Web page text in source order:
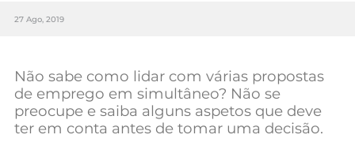
Sociedade
Negócios
Mundial 2026
27 Ago, 2019
Não sabe como lidar com várias propostas
de emprego em simultâneo? Não se
preocupe e saiba alguns aspetos que deve
ter em conta antes de tomar uma decisão.